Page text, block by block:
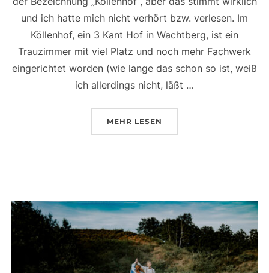
und ich hatte mich nicht verhört bzw. verlesen. Im
Köllenhof, ein 3 Kant Hof in Wachtberg, ist ein
Trauzimmer mit viel Platz und noch mehr Fachwerk
eingerichtet worden (wie lange das schon so ist, weiß
ich allerdings nicht, läßt …
MEHR ÜBER „EINE HOCHZEIT AUF
LESEN